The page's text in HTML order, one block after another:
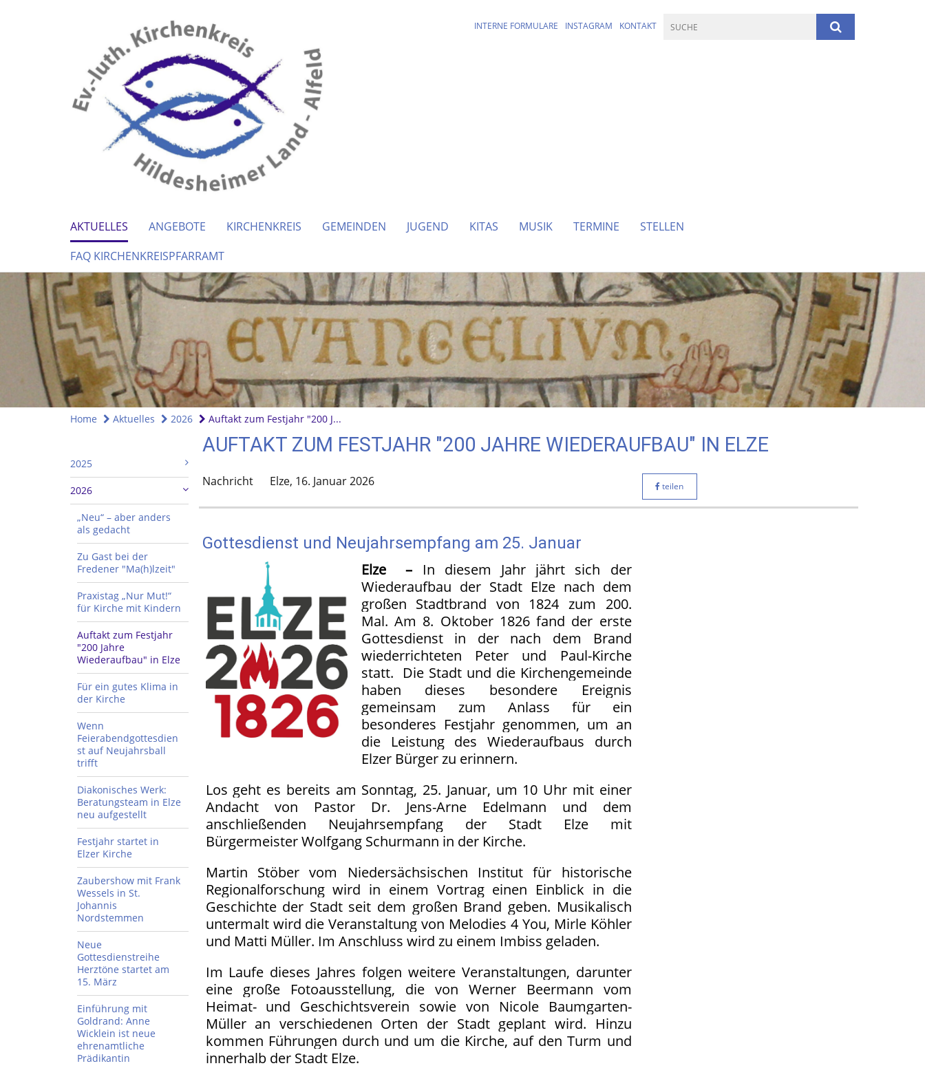
INTERNE FORMULARE INSTAGRAM KONTAKT
AKTUELLES ANGEBOTE KIRCHENKREIS GEMEINDEN JUGEND KITAS MUSIK TERMINE
STELLEN
FAQ KIRCHENKREISPFARRAMT
Home Aktuelles 2026 Auftakt zum Festjahr "200 J...
2025
2026
„Neu“ – aber anders
als gedacht
Zu Gast bei der
Fredener "Ma(h)lzeit"
Praxistag „Nur Mut!“
für Kirche mit Kindern
Auftakt zum Festjahr
"200 Jahre
Wiederaufbau" in Elze
Für ein gutes Klima in
der Kirche
Wenn
Feierabendgottesdien
st auf Neujahrsball
trifft
Diakonisches Werk:
Beratungsteam in Elze
neu aufgestellt
Festjahr startet in
Elzer Kirche
Zaubershow mit Frank
Wessels in St.
Johannis
Nordstemmen
Neue
Gottesdienstreihe
Herztöne startet am
15. März
Einführung mit
Goldrand: Anne
Wicklein ist neue
ehrenamtliche
Prädikantin
AUFTAKT ZUM FESTJAHR "200 JAHRE WIEDERAUFBAU" IN ELZE
Nachricht Elze, 16. Januar 2026 teilen
Gottesdienst und Neujahrsempfang am 25. Januar
Elze – In diesem Jahr jährt sich der
Wiederaufbau der Stadt Elze nach dem
großen Stadtbrand von 1824 zum 200.
Mal. Am 8. Oktober 1826 fand der erste
Gottesdienst in der nach dem Brand
wiederrichteten Peter und Paul-Kirche
statt. Die Stadt und die Kirchengemeinde
haben dieses besondere Ereignis
gemeinsam zum Anlass für ein
besonderes Festjahr genommen, um an
die Leistung des Wiederaufbaus durch
Elzer Bürger zu erinnern.
Los geht es bereits am Sonntag, 25. Januar, um 10 Uhr mit einer
Andacht von Pastor Dr. Jens-Arne Edelmann und dem
anschließenden Neujahrsempfang der Stadt Elze mit
Bürgermeister Wolfgang Schurmann in der Kirche.
Martin Stöber vom Niedersächsischen Institut für historische
Regionalforschung wird in einem Vortrag einen Einblick in die
Geschichte der Stadt seit dem großen Brand geben. Musikalisch
untermalt wird die Veranstaltung von Melodies 4 You, Mirle Köhler
und Matti Müller. Im Anschluss wird zu einem Imbiss geladen.
Im Laufe dieses Jahres folgen weitere Veranstaltungen, darunter
eine große Fotoausstellung, die von Werner Beermann vom
Heimat- und Geschichtsverein sowie von Nicole Baumgarten-
Müller an verschiedenen Orten der Stadt geplant wird. Hinzu
kommen Führungen durch und um die Kirche, auf den Turm und
innerhalb der Stadt Elze.